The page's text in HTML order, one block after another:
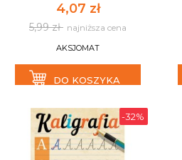
4,07 zł
5,99 zł najniższa cena
AKSJOMAT
DO KOSZYKA
-32%